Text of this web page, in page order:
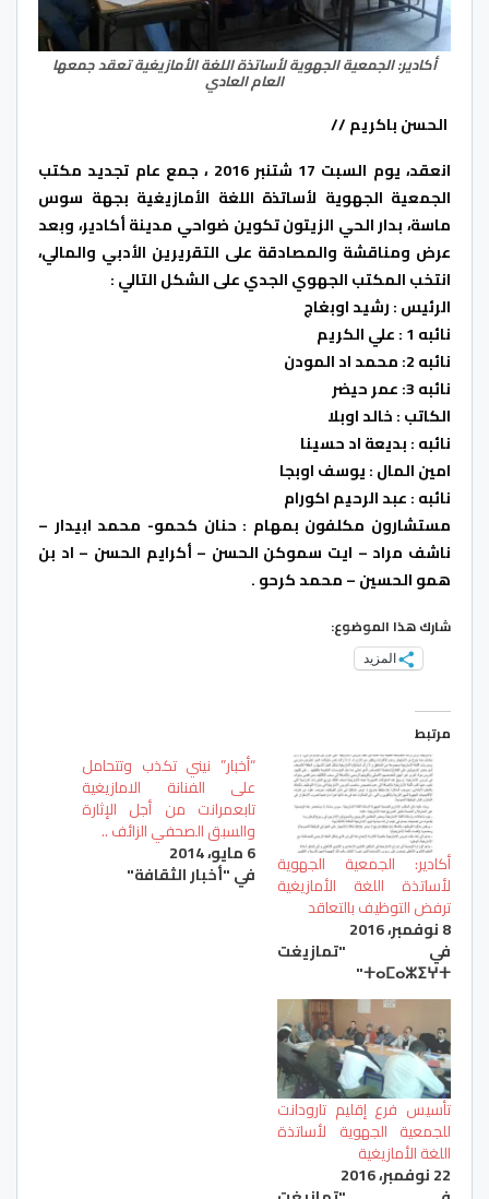
أكادير: الجمعية الجهوية لأساتذة اللغة الأمازيغية تعقد جمعها
العام العادي
الحسن باكريم //
انعقد
، يوم السبت 17 شتنبر 2016 ، جمع عام تجديد مكتب
الجمعية الجهوية لأساتذة اللغة الأمازيغية بجهة سوس
ماسة، بدار الحي الزيتون تكوين ضواحي مدينة أكادير، وبعد
عرض ومناقشة والمصادقة على التقريرين الأدبي والمالي،
انتخب المكتب الجهوي الجدي على الشكل التالي:
الرئيس : رشيد اوبغاج
نائبه 1 : علي الكريم
نائبه 2: محمد اد المودن
نائبه 3: عمر حيضر
الكاتب : خالد اوبلا
نائبه : بديعة اد حسينا
امين المال : يوسف اوبجا
نائبه : عبد الرحيم اكورام
مستشارون مكلفون بمهام : حنان كحمو- محمد ابيدار –
ناشف مراد – ايت سموكن الحسن – أكرايم الحسن – اد بن
همو الحسين – محمد كرحو.
شارك هذا الموضوع:
المزيد
مرتبط
أكادير: الجمعية الجهوية
لأساتذة اللغة الأمازيغية
ترفض التوظيف بالتعاقد
8 نوفمبر، 2016
في "تمازيغت
ⵜⴰⵎⴰⵣⵉⵖⵜ"
“أخبار” نيني تكذب وتتحامل
على الفنانة الامازيغية
تابعمرانت من أجل الإثارة
والسبق الصحفي الزائف ..
6 مايو، 2014
في "أخبار الثقافة"
تأسيس فرع إقليم تارودانت
للجمعية الجهوية لأساتذة
اللغة الأمازيغية
22 نوفمبر، 2016